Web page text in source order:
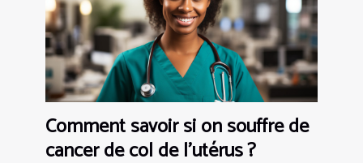
Comment savoir si on souffre de
cancer de col de l’utérus ?